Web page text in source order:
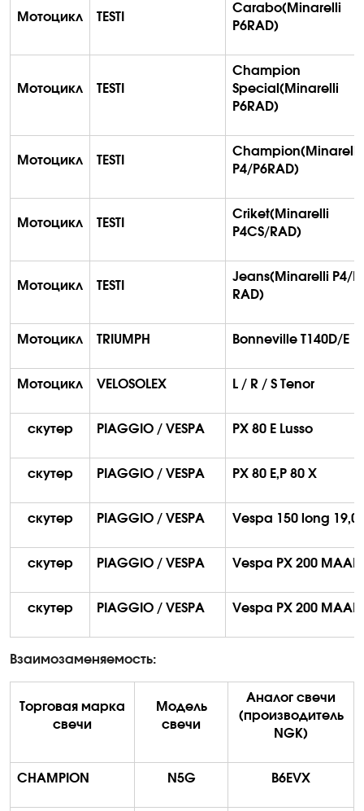
Мотоцикл TESTI
Carabo( Minarelli
P6RAD)
Мотоцикл TESTI
Champion
Special( Minarelli
P6RAD)
Мотоцикл TESTI
Champion( Minarelli
P4/P6RAD)
Мотоцикл TESTI
Criket( Minarelli
P4CS/RAD)
Мотоцикл TESTI
Jeans( Minarelli P4/
RAD)
Мотоцикл TRIUMPH Bonneville T140D/E
Мотоцикл VELOSOLEX L / R / S Tenor
скутер PIAGGIO / VESPA PX 80 E Lusso
скутер PIAGGIO / VESPA PX 80 E,P 80 X
скутер PIAGGIO / VESPA Vespa 150 long 19,0
скутер PIAGGIO / VESPA Vespa PX 200 MAAE
скутер PIAGGIO / VESPA Vespa PX 200 MAAE
Взаимозаменяемость:
Торговая марка
свечи
Модель
свечи
Аналог свечи
(производитель
NGK)
CHAMPION N5G B6EVX